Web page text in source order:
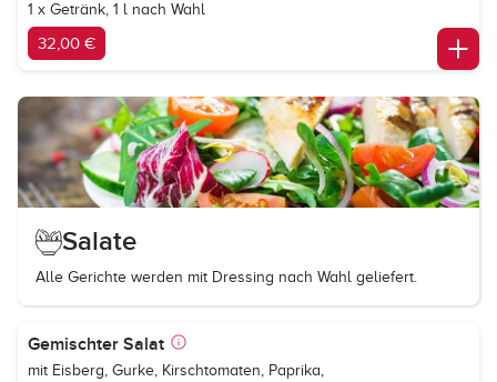
1 x Getränk, 1 l nach Wahl
32,00 €
Salate
Alle Gerichte werden mit Dressing nach Wahl geliefert.
Gemischter Salat
mit Eisberg, Gurke, Kirschtomaten, Paprika,